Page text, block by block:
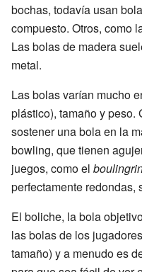
bochas, todavía usan
compuesto. Otros, como
Las bolas de madera
metal.
Las bolas varían mucho
plástico), tamaño y peso.
sostener una bola en la
bowling, que tienen
juegos, como el
perfectamente redondas,
El boliche, la bola
las bolas de los
tamaño) y a menudo es